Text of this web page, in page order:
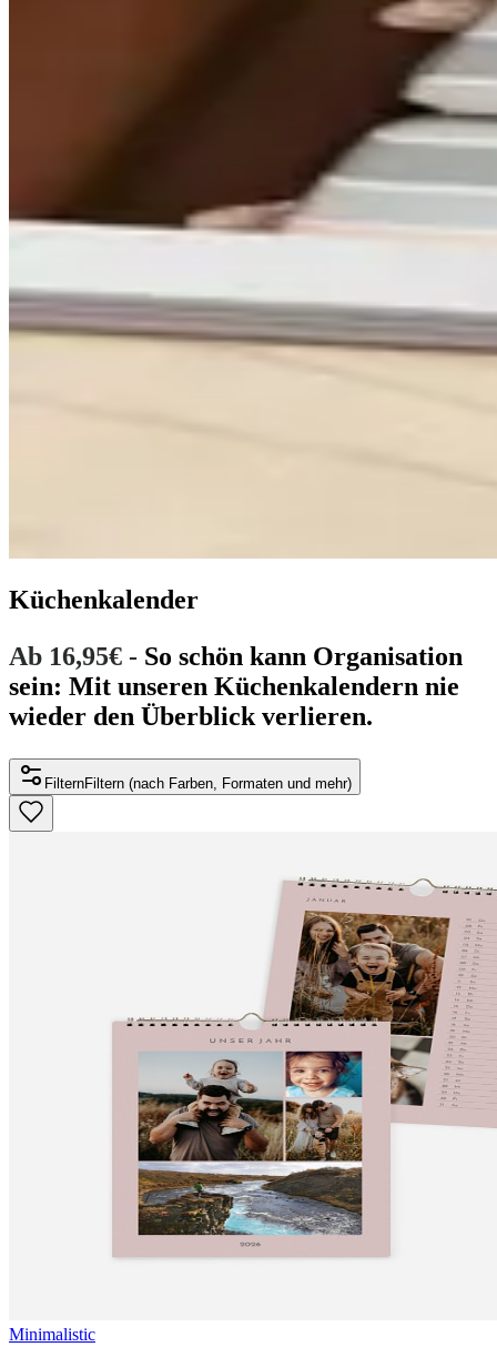
Küchenkalender
Ab 16,95€ - So schön kann Organisation
sein: Mit unseren Küchenkalendern nie
wieder den Überblick verlieren.
FilternFiltern (nach Farben, Formaten und mehr)
Minimalistic